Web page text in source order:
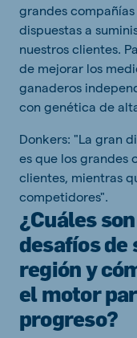
grandes
dispuestas a
nuestros clientes.
de mejorar los
ganaderos
con genética de
Donkers: "La gran
es que los grandes
clientes, mientras
competidores".
¿Cuáles
desafíos de
región y
el motor
progreso?